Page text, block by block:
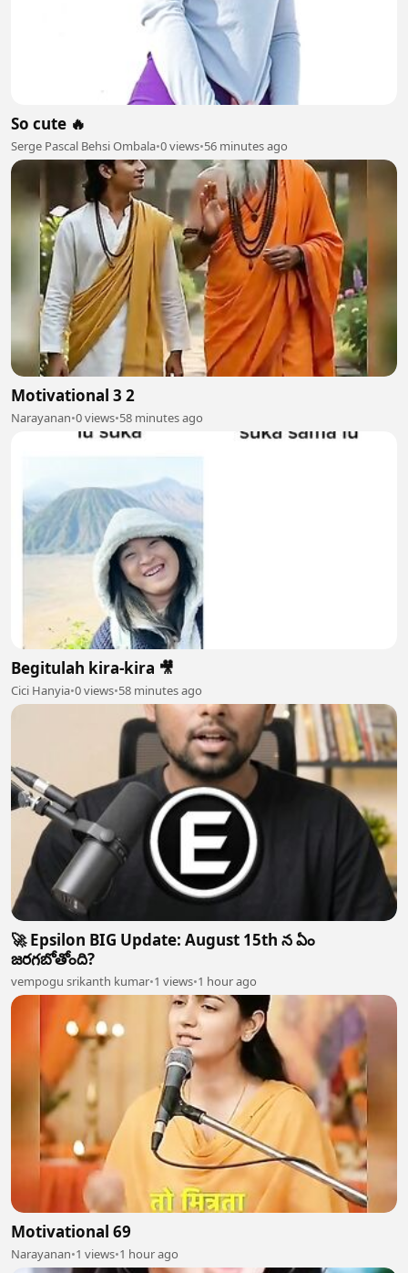
So cute 🔥
Serge Pascal Behsi Ombala•0 views•56 minutes ago
Motivational 3 2
Narayanan•0 views•58 minutes ago
Begitulah kira-kira 🎥
Cici Hanyia•0 views•58 minutes ago
🚀 Epsilon BIG Update: August 15th న ఏం
జరగబోతోంది?
vempogu srikanth kumar•1 views•1 hour ago
Motivational 69
Narayanan•1 views•1 hour ago